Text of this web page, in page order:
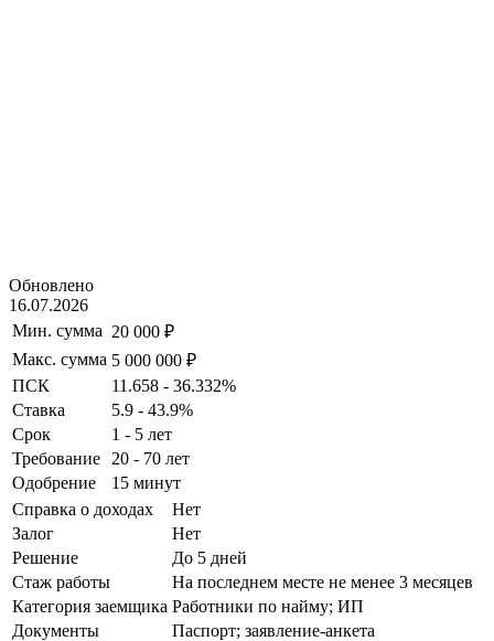
Обновлено
16.07.2026
Мин. сумма 20 000 ₽
Макс. сумма 5 000 000 ₽
ПСК
11.658 - 36.332%
Ставка
5.9 - 43.9%
Срок
1 - 5 лет
Требование
20 - 70 лет
Одобрение
15 минут
Справка о доходах
Нет
Залог
Нет
Решение
До 5 дней
Стаж работы
На последнем месте не менее 3 месяцев
Категория заемщика Работники по найму; ИП
Документы
Паспорт; заявление-анкета